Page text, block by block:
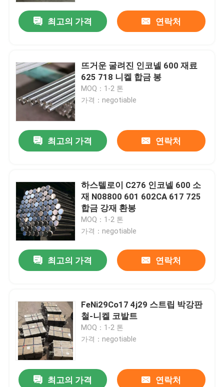
최고의 가격 연락처
뜨거운 굴려진 인코넬 600 재료
625 718 니켈 합금 봉
MOQ：1-2 톤
가격：negotiable
최고의 가격 연락처
하스텔로이 C276 인코넬 600 소
재 N08800 601 602CA 617 725
합금 강재 환봉
MOQ：1-2 톤
가격：negotiable
최고의 가격 연락처
FeNi29Co17 4j29 스트립 박강판
철-니켈 코발트
MOQ：1-2 톤
가격：negotiable
최고의 가격 연락처